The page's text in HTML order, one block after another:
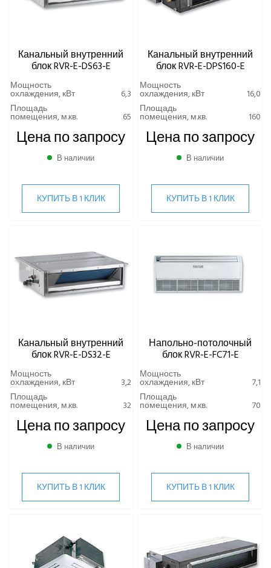
Канальный внутренний
блок RVR-E-DS63-E
Мощность
охлаждения, кВт
6,3
Площадь
помещения, м.кв. 65
Цена по запросу
В наличии
КУПИТЬ В 1 КЛИК
Канальный внутренний
блок RVR-E-DPS160-E
Мощность
охлаждения, кВт
16,0
Площадь
помещения, м.кв. 160
Цена по запросу
В наличии
КУПИТЬ В 1 КЛИК
Канальный внутренний
блок RVR-E-DS32-E
Мощность
охлаждения, кВт
3,2
Площадь
помещения, м.кв. 32
Цена по запросу
В наличии
КУПИТЬ В 1 КЛИК
Напольно-потолочный
блок RVR-E-FC71-E
Мощность
охлаждения, кВт
7,1
Площадь
помещения, м.кв. 70
Цена по запросу
В наличии
КУПИТЬ В 1 КЛИК